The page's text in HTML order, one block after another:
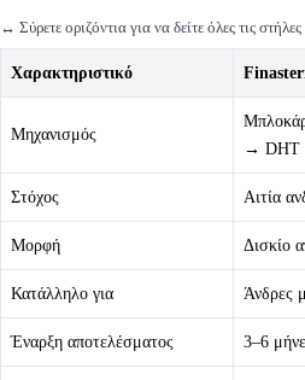
↔️ Σύρετε οριζόντια για να δείτε όλες τις
Χαρακτηριστικό
Μηχανισμός
→ DHT
Στόχος Αιτία
Μορφή Δισκίο
Κατάλληλο για Άνδρες
Έναρξη αποτελέσματος 3–6